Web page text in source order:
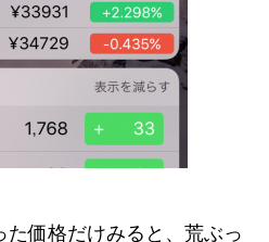
た価格だけみると、荒ぶっ